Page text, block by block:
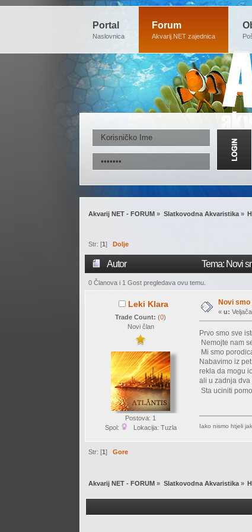
Portal
Naslovnica
Forum
Akvarij.NET zajednica
Akvarij NET - FORUM » Slatkovodna Akvaristika»
Str: [1] Dolje
Autor Tema: Novi
0 Članova i 1 Gost pregledava ovu temu.
Leki Klara
Trade Count:(0)
Novi član
Postova: 1
Spol:
Lokacija: Tuzla
Novi
«u:
Prvo smo sve
Nemojte nam
Mi smo
Nabavimo iz
rekla da mogu
ali u zadnja
Sta uciniti
Iako nismo htjeli
Str: [1] Gore
Akvarij NET - FORUM » Slatkovodna Akvaristika»